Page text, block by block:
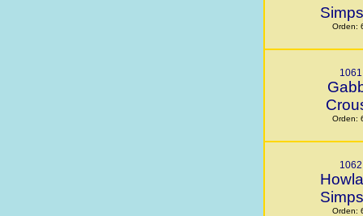
Orden:
1061
Orden:
1062
Orden: